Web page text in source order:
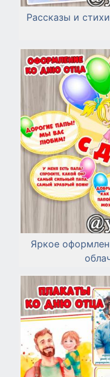
Рассказы и
Яркое